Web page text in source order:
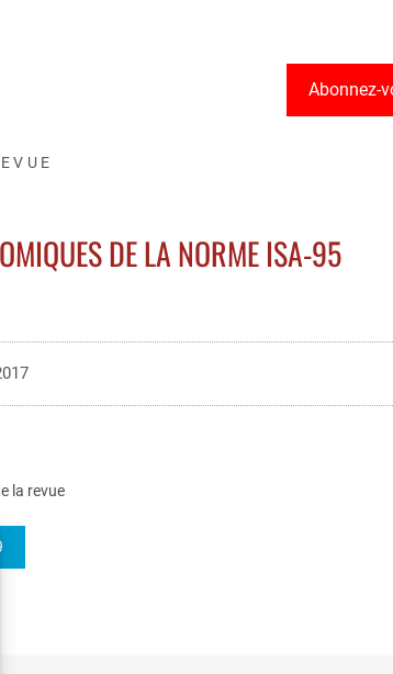
Abonnez-
DE LA NORME ISA-95
la revue